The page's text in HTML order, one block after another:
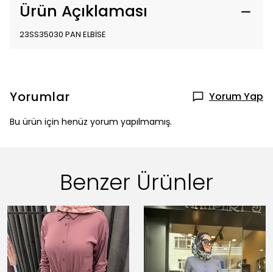
Ürün Açıklaması
23SS35030 PAN ELBİSE
Yorumlar Yorum Yap
Bu ürün için henüz yorum yapılmamış.
Benzer Ürünler